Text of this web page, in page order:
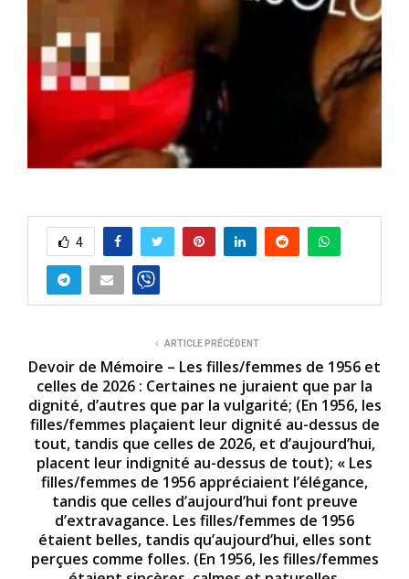
4
ARTICLE PRÉCÉDENT
Devoir de Mémoire – Les filles/femmes de 1956 et
celles de 2026 : Certaines ne juraient que par la
dignité, d’autres que par la vulgarité; (En 1956, les
filles/femmes plaçaient leur dignité au-dessus de
tout, tandis que celles de 2026, et d’aujourd’hui,
placent leur indignité au-dessus de tout); « Les
filles/femmes de 1956 appréciaient l’élégance,
tandis que celles d’aujourd’hui font preuve
d’extravagance. Les filles/femmes de 1956
étaient belles, tandis qu’aujourd’hui, elles sont
perçues comme folles. (En 1956, les filles/femmes